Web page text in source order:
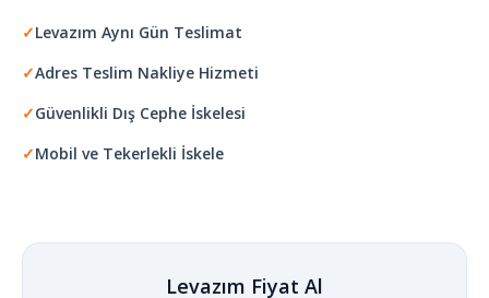
✓Levazım Aynı Gün Teslimat
✓Adres Teslim Nakliye Hizmeti
✓Güvenlikli Dış Cephe İskelesi
✓Mobil ve Tekerlekli İskele
Levazım Fiyat Al